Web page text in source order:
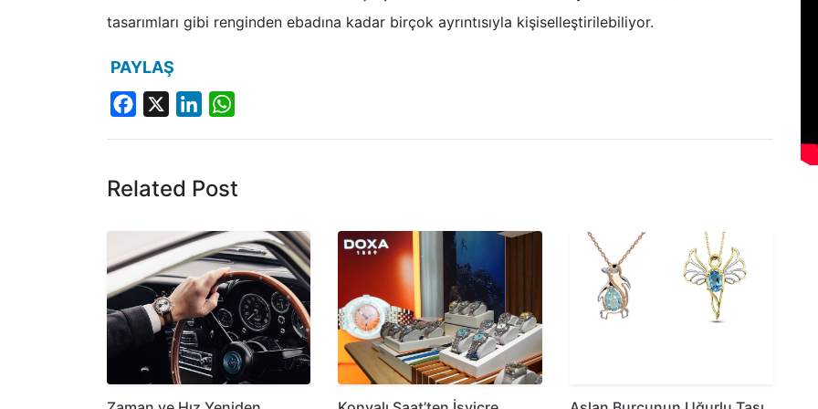
tasarımları gibi renginden ebadına kadar birçok ayrıntısıyla kişiselleştirilebiliyor.
PAYLAŞ
Facebook LinkedIn
Related Post